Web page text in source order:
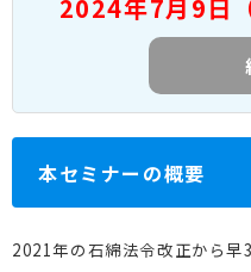
2024年7月9日
本セミナーの概要
2021年の石綿法令改正から早3